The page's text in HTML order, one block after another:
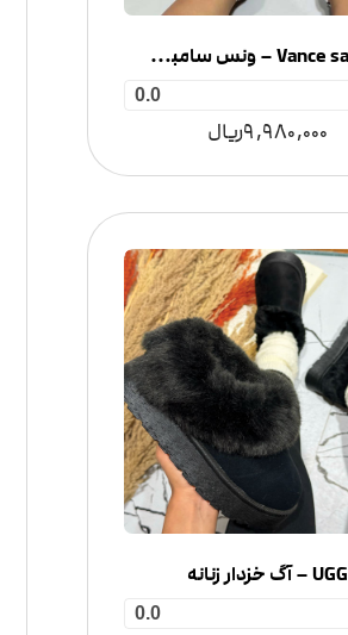
Vance samba – ونس سامبا زنانه
0.0
9,980,000ریال
UGG – آگ خزدار زنانه
0.0